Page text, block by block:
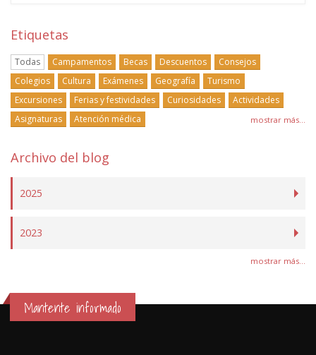
Etiquetas
Todas Campamentos Becas Descuentos
Consejos
Colegios
Cultura Exámenes Geografía
Turismo
Excursiones
Ferias y festividades Curiosidades
Actividades
Asignaturas
Atención médica mostrar más...
Archivo del blog
2025
2023
mostrar más...
Mantente informado